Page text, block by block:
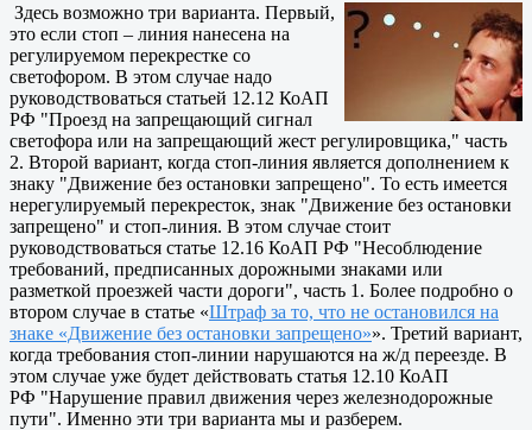
Здесь возможно три варианта. Первый,
это если стоп – линия нанесена на
регулируемом перекрестке со
светофором. В этом случае надо
руководствоваться статьей 12.12 КоАП
РФ "Проезд на запрещающий сигнал
светофора или на запрещающий жест регулировщика," часть
2. Второй вариант, когда стоп-линия является дополнением к
знаку "Движение без остановки запрещено". То есть имеется
нерегулируемый перекресток, знак "Движение без остановки
запрещено" и стоп-линия. В этом случае стоит
руководствоваться статье 12.16 КоАП РФ "Несоблюдение
требований, предписанных дорожными знаками или
разметкой проезжей части дороги", часть 1. Более подробно о
втором случае в статье «Штраф за то, что не остановился на
знаке «Движение без остановки запрещено»». Третий вариант,
когда требования стоп-линии нарушаются на ж/д переезде. В
этом случае уже будет действовать статья 12.10 КоАП
РФ "Нарушение правил движения через железнодорожные
пути". Именно эти три варианта мы и разберем.